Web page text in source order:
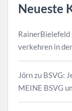
Neueste
RainerBielefeld
verkehren in
Jörnzu BSVG:
MEINE BSVG